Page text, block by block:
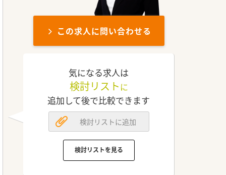
この求人に問い合わせる
気になる求人は
検討リスト に
追加して後で比較できます
検討リストに追加
検討リストを見る